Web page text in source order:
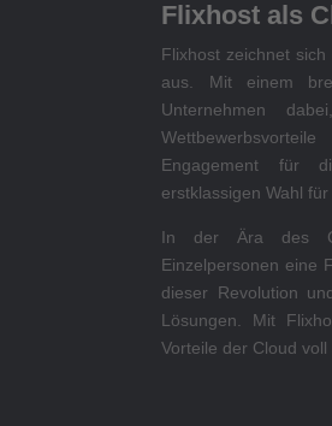
Flixhost als
Flixhost zeichnet
aus. Mit einem
Unternehmen
Engagement für
erstklassigen Wahl
In der Ära des
Einzelpersonen eine
dieser Revolution
Lösungen. Mit
Vorteile der Cloud voll